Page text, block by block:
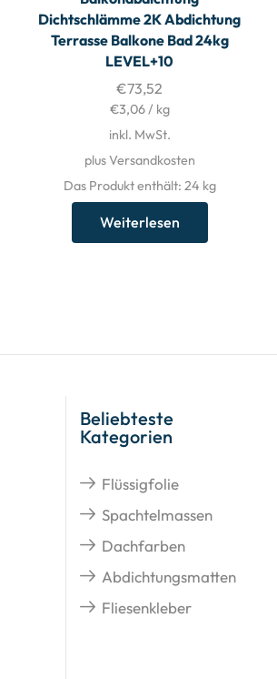
Dichtschlämme 2K Abdichtung
Terrasse Balkone Bad 24kg
LEVEL+10
€73,52
€3,06/ kg
inkl. MwSt.
plus Versandkosten
Das Produkt enthält: 24 kg
Weiterlesen
Beliebteste
Kategorien
Flüssigfolie
Spachtelmassen
Dachfarben
Abdichtungsmatten
Fliesenkleber